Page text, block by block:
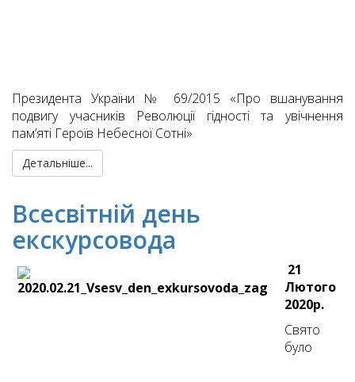
Президента України № 69/2015 «Про вшанування
подвигу учасників Революції гідності та увічнення
пам’яті Героїв Небесної Сотні»
Детальніше...
Всесвітній день
екскурсовода
21
Лютого
2020р.
Свято
було